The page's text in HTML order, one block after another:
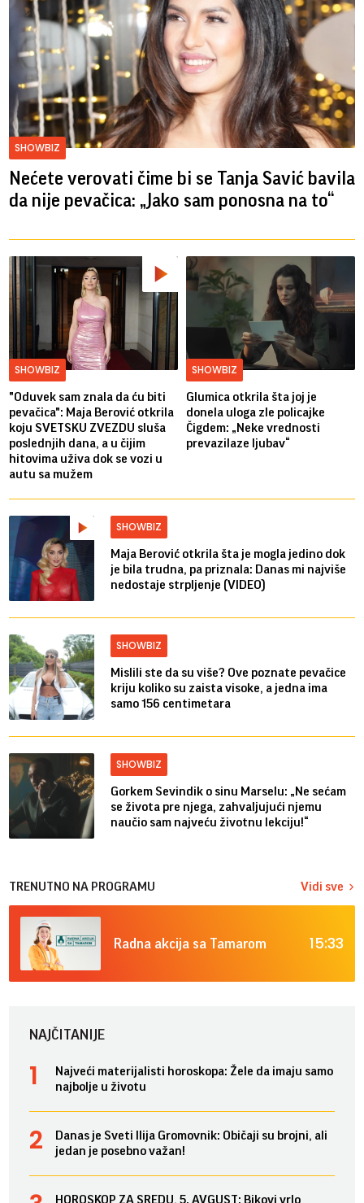
SHOWBIZ
Nećete verovati čime bi se Tanja Savić bavila
da nije pevačica: „Jako sam ponosna na to“
SHOWBIZ
"Oduvek sam znala da ću biti
pevačica": Maja Berović otkrila
koju SVETSKU ZVEZDU sluša
poslednjih dana, a u čijim
hitovima uživa dok se vozi u
autu sa mužem
SHOWBIZ
Glumica otkrila šta joj je
donela uloga zle policajke
Čigdem: „Neke vrednosti
prevazilaze ljubav“
SHOWBIZ
Maja Berović otkrila šta je mogla jedino dok
je bila trudna, pa priznala: Danas mi najviše
nedostaje strpljenje (VIDEO)
SHOWBIZ
Mislili ste da su više? Ove poznate pevačice
kriju koliko su zaista visoke, a jedna ima
samo 156 centimetara
SHOWBIZ
Gorkem Sevindik o sinu Marselu: „Ne sećam
se života pre njega, zahvaljujući njemu
naučio sam najveću životnu lekciju!“
TRENUTNO NA PROGRAMU Vidi sve
Radna akcija sa Tamarom 15:33
NAJČITANIJE
Najveći materijalisti horoskopa: Žele da imaju samo
najbolje u životu
Danas je Sveti Ilija Gromovnik: Običaji su brojni, ali
jedan je posebno važan!
HOROSKOP ZA SREDU, 5. AVGUST: Bikovi vrlo